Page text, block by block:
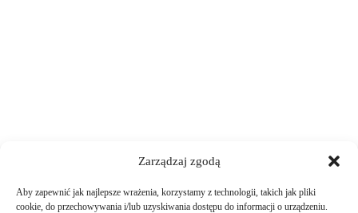
Zarządzaj zgodą
Aby zapewnić jak najlepsze wrażenia, korzystamy z technologii, takich jak pliki
cookie, do przechowywania i/lub uzyskiwania dostępu do informacji o urządzeniu.
TWOJE ZAKUPY